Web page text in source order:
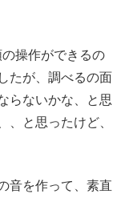
操作ができるの
たが、調べるの面
らないかな、と思
、と思ったけど、
音を作って、素直